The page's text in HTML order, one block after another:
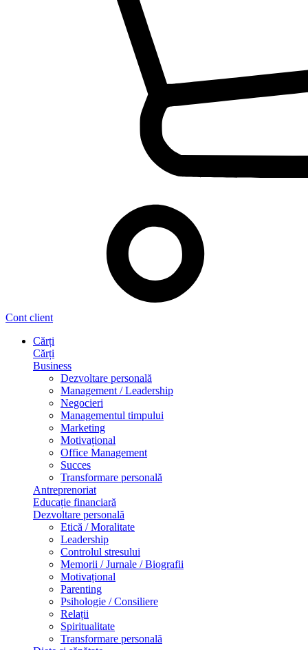
Cont client
Cărți
Cărți
Business
Dezvoltare personală
Management / Leadership
Negocieri
Managementul timpului
Marketing
Motivațional
Office Management
Succes
Transformare personală
Antreprenoriat
Educație financiară
Dezvoltare personală
Etică / Moralitate
Leadership
Controlul stresului
Memorii / Jurnale / Biografii
Motivațional
Parenting
Psihologie / Consiliere
Relații
Spiritualitate
Transformare personală